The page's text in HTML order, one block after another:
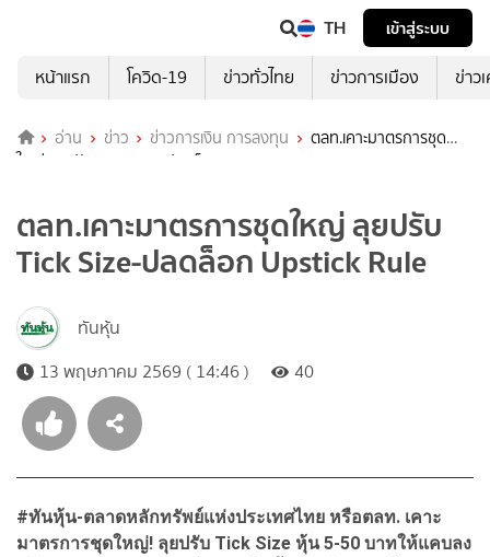
TH
เข้าสู่ระบบ
หน้าแรก
โควิด-19 ข่าวทั่วไทย ข่าวการเมือง ข่าว
อ่าน ข่าว ข่าวการเงิน การลงทุน
ตลท.เคาะมาตรการชุด
ใหญ่ ลุยปรับ Tick Size-ปลดล็อก Upstick Rule
ตลท.เคาะมาตรการชุดใหญ่ ลุยปรับ
Tick Size-ปลดล็อก Upstick Rule
ทันหุ้น
13 พฤษภาคม 2569 ( 14:46 )
40
#ทันหุ้น-ตลาดหลักทรัพย์แห่งประเทศไทย หรือตลท. เคาะ
มาตรการชุดใหญ่! ลุยปรับ Tick Size หุ้น 5-50 บาทให้แคบลง